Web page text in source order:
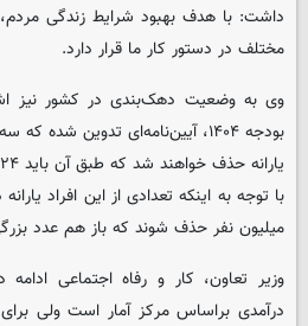
داشت: با هدف بهبود شرایط زندگی
مختلف در دستور کار ما قرار دارد.
وی به وضعیت دهک‌بندی در کشور نیز
بودجه ۱۴۰۴، آیین‌نامه‌ای تدوین
میلیون نفر حذف شوند که باز هم عدد
وزیر تعاون، کار و رفاه اجتماعی
درآمدی براساس مرکز آمار است ولی